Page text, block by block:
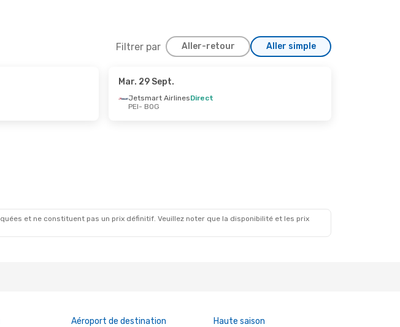
Filtrer par Aller-retour Aller simple
Mar. 29 Sept.
Jetsmart AirlinesDirect
PEI- BOG
et ne constituent pas un prix définitif. Veuillez noter que la disponibilité et les prix
Aéroport de destination Haute saison